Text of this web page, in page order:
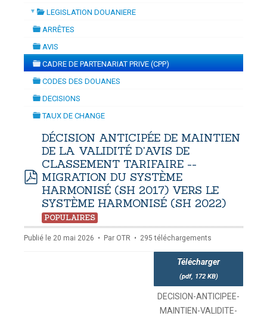
CADASTRE &
DOCUMENTATION
Toute la Documentation
CONTACT
Contactez OTR
-mardi, 14 juillet 2026 10:30
▼ LEGISLATION DOUANIERE
ARRÊTES
folder
AVIS
folder
CADRE DE PARTENARIAT PRIVE (CPP)
CODES DES DOUANES
DECISIONS
TAUX DE CHANGE
pdf
DÉCISION ANTICIPÉE DE MAINTIEN
DE LA VALIDITÉ D'AVIS DE
CLASSEMENT TARIFAIRE --
MIGRATION DU SYSTÈME
HARMONISÉ (SH 2017) VERS LE
SYSTÈME HARMONISÉ (SH 2022)
POPULAIRES
Publié le 20 mai 2026 Par OTR 295 téléchargements
Télécharger
(pdf, 172 KB)
DECISION-ANTICIPEE-
MAINTIEN-VALIDITE-